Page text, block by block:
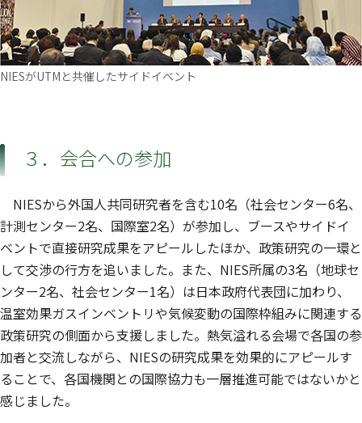
NIESがUTMと共催したサイドイベント
３．会合への参加
NIESから外国人共同研究者を含む10名（社会センター6名、
計測センター2名、国際室2名）が参加し、ブースやサイドイ
ベントで直接研究成果をアピールしたほか、政策研究の一環と
して交渉の行方を追いました。また、NIES所属の3名（地球セ
ンター2名、社会センター1名）は日本政府代表団に加わり、
温室効果ガスインベントリや気候変動の国際枠組みに関連する
政策研究の側面から支援しました。熱気溢れる会場で各国の参
加者と交流しながら、NIESの研究成果を効果的にアピールす
ることで、各国機関との国際協力も一層推進可能ではないかと
感じました。